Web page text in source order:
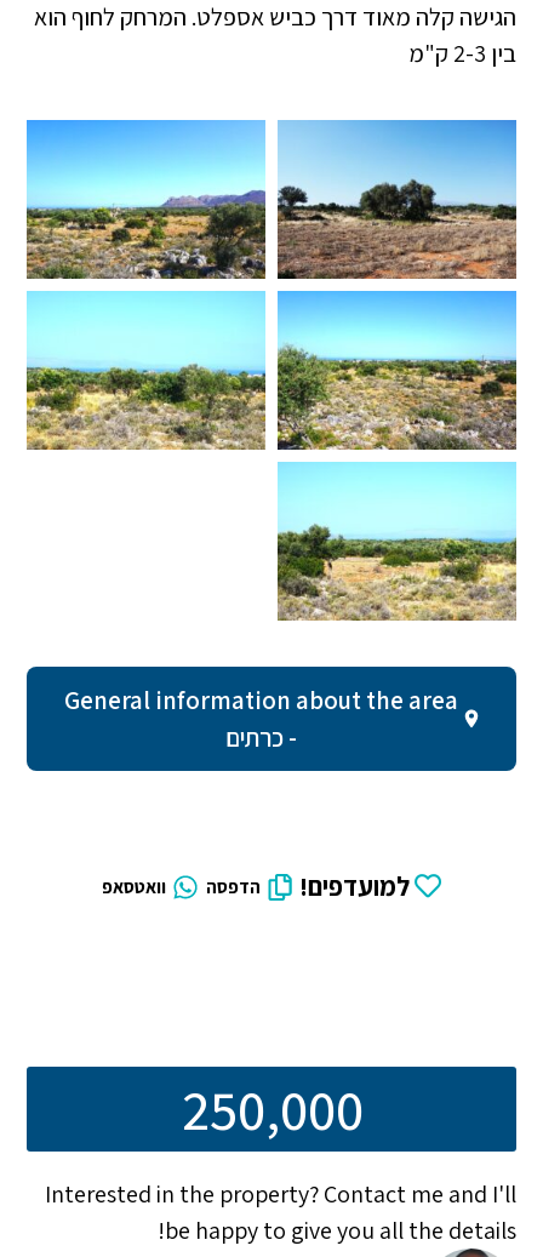
הגישה קלה מאוד דרך כביש אספלט. המרחק לחוף הוא
בין 2-3 ק"מ
General information about the area
- כרתים
למועדפים! הדפסה וואטסאפ
250,000
Interested in the property? Contact me and I'll
be happy to give you all the details!